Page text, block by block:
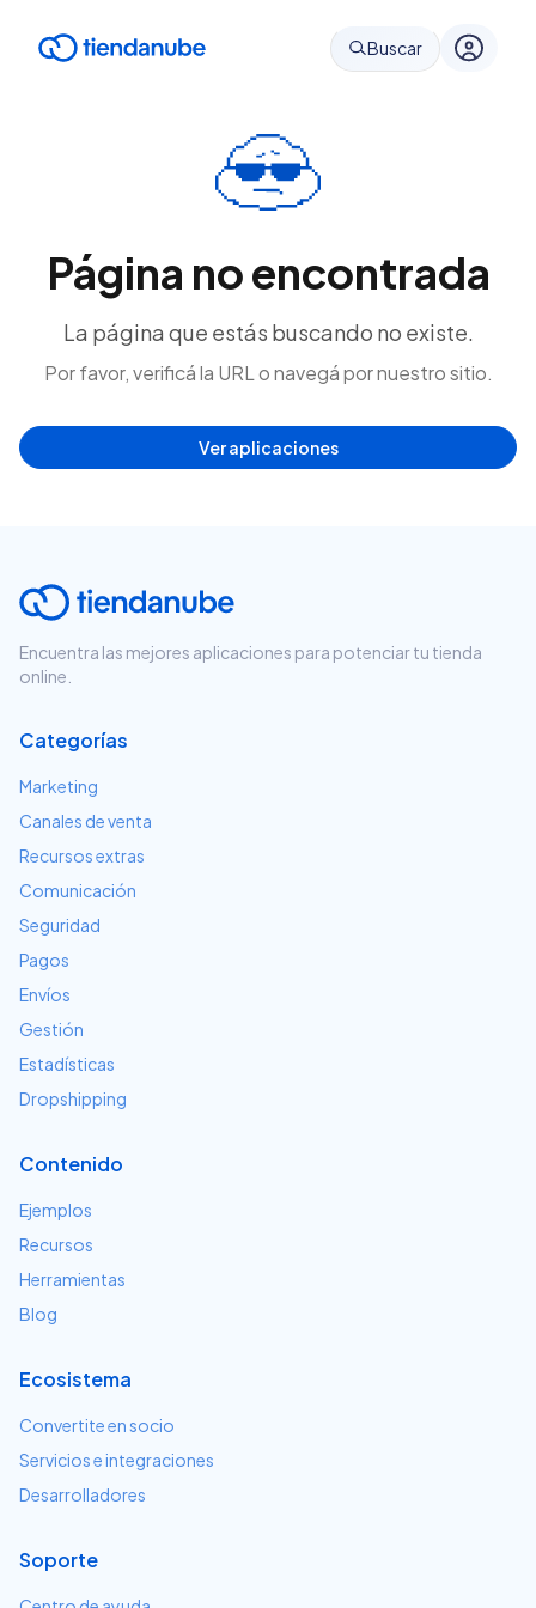
Buscar
Página no encontrada
La página que estás buscando no existe.
Por favor, verificá la URL o navegá por nuestro sitio.
Ver aplicaciones
Encuentra las mejores aplicaciones para potenciar tu tienda
online.
Categorías
Marketing
Canales de venta
Recursos extras
Comunicación
Seguridad
Pagos
Envíos
Gestión
Estadísticas
Dropshipping
Contenido
Ejemplos
Recursos
Herramientas
Blog
Ecosistema
Convertite en socio
Servicios e integraciones
Desarrolladores
Soporte